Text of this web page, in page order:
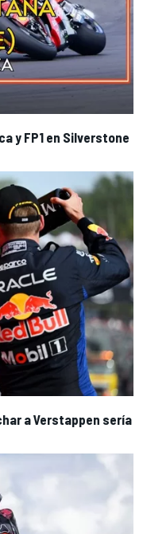
y FP1 en Silverstone
a Verstappen sería